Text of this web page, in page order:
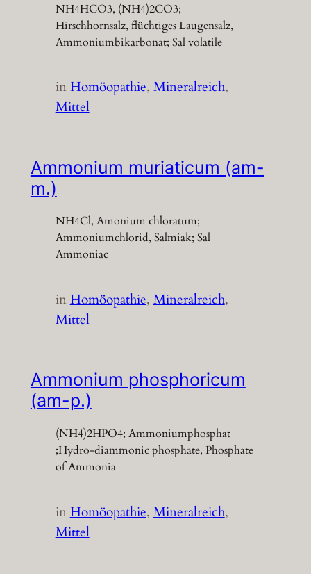
NH4HCO3, (NH4)2CO3;
Hirschhornsalz, flüchtiges Laugensalz,
Ammoniumbikarbonat; Sal volatile
inHomöopathie, Mineralreich
Mittel
Ammonium muriaticum (am-
m.)
NH4Cl, Amonium chloratum;
Ammoniumchlorid, Salmiak; Sal
Ammoniac
inHomöopathie, Mineralreich
Mittel
Ammonium phosphoricum
(am-p.)
(NH4)2HPO4; Ammoniumphosphat
;Hydro-diammonic phosphate, Phosphate
of Ammonia
inHomöopathie, Mineralreich
Mittel